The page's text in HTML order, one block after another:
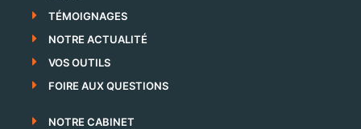
TÉMOIGNAGES
NOTRE ACTUALITÉ
VOS OUTILS
FOIRE AUX QUESTIONS
NOTRE CABINET